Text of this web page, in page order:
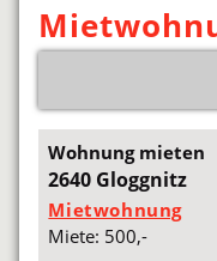
Wohnung mieten
2640 Gloggnitz
Mietwohnung
Miete: 500,-